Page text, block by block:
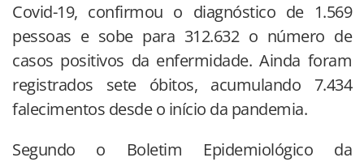
Covid-19, confirmou o diagnóstico de 1.569
pessoas e sobe para 312.632 o número de
casos positivos da enfermidade. Ainda foram
registrados sete óbitos, acumulando 7.434
falecimentos desde o início da pandemia.
Segundo o Boletim Epidemiológico da